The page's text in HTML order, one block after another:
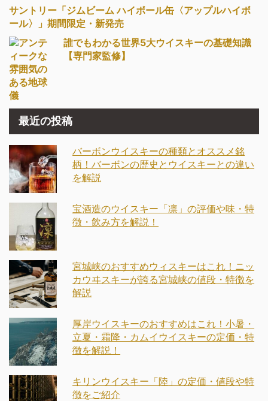
サントリー「ジムビーム ハイボール缶〈アップルハイボ
ール〉」期間限定・新発売
誰でもわかる世界5大ウイスキーの基礎知識
【専門家監修】
最近の投稿
バーボンウイスキーの種類とオススメ銘
柄！バーボンの歴史とウイスキーとの違い
を解説
宝酒造のウイスキー「凛」の評価や味・特
徴・飲み方を解説！
宮城峡のおすすめウィスキーはこれ！ニッ
カウヰスキーが誇る宮城峡の値段・特徴を
解説
厚岸ウイスキーのおすすめはこれ！小暑・
立夏・霜降・カムイウイスキーの定価・特
徴を解説！
キリンウイスキー「陸」の定価・値段や特
徴をご紹介